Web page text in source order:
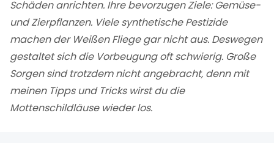
Schäden anrichten. Ihre bevorzugen Ziele: Gemüse-
und Zierpflanzen. Viele synthetische Pestizide
machen der Weißen Fliege gar nicht aus. Deswegen
gestaltet sich die Vorbeugung oft schwierig. Große
Sorgen sind trotzdem nicht angebracht, denn mit
meinen Tipps und Tricks wirst du die
Mottenschildläuse wieder los.